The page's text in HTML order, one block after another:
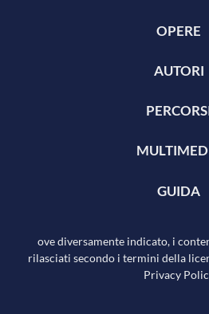
OPERE
AUTORI
GUIDA
ove diversamente indicato, i
rilasciati secondo i termini della
Privacy